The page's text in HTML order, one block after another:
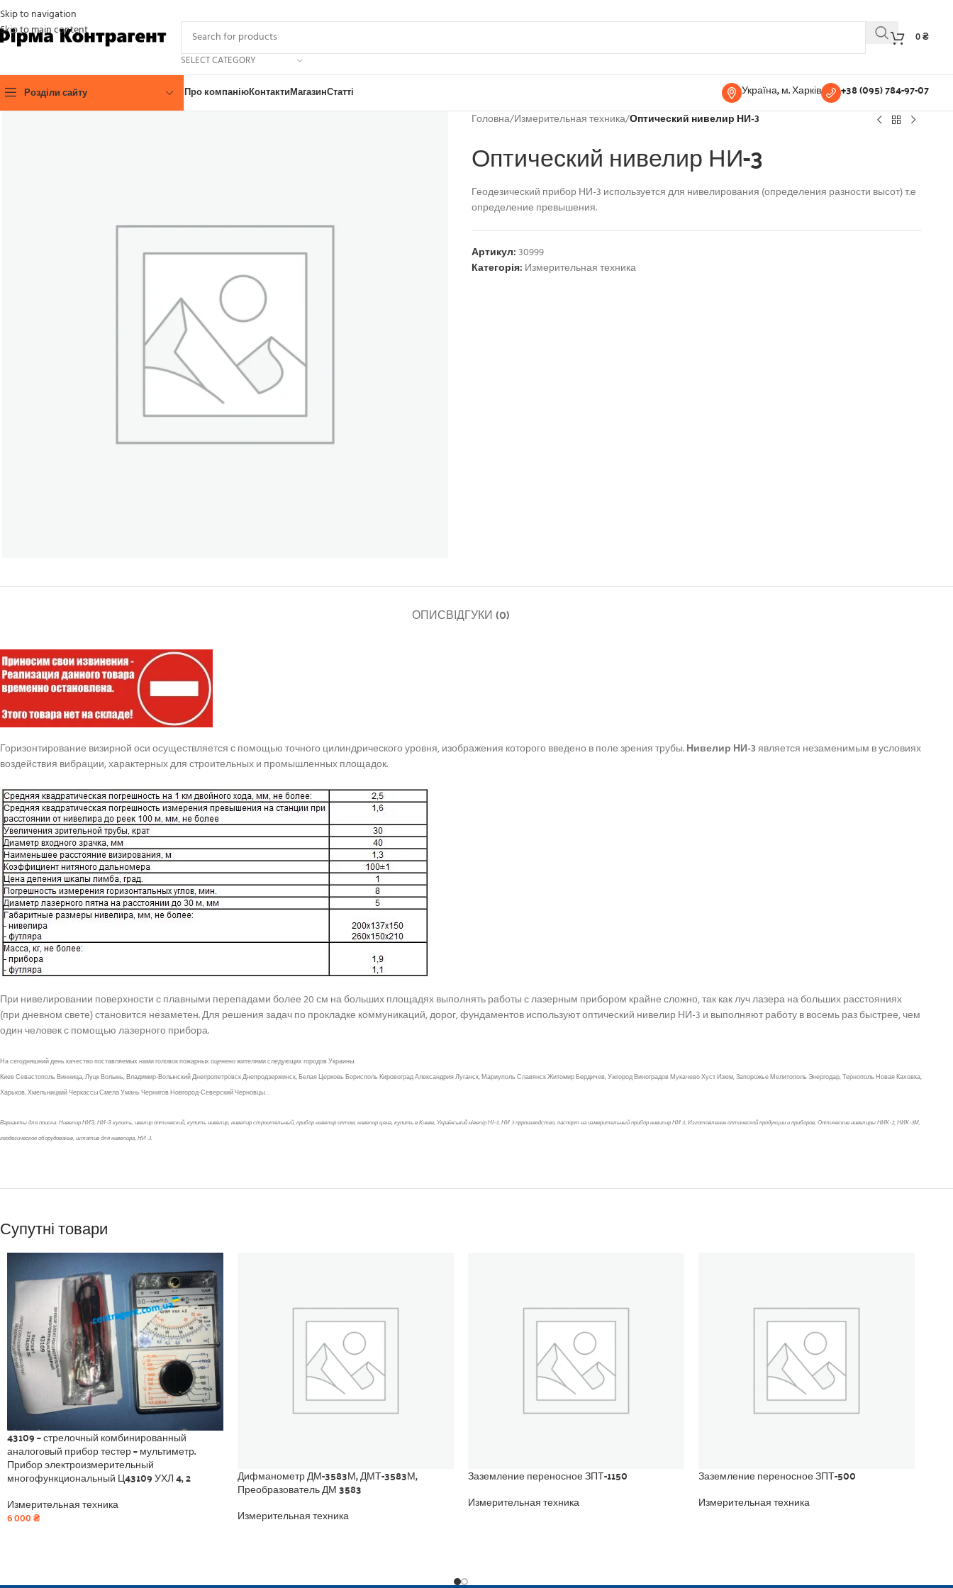
Skip to navigation
Skip to main content
SELECT CATEGORY
0₴
Розділи сайту Про компаніюКонтактиМагазинСтатті Україна, м. Харків +38 (095) 784-97-07
Головна/Измерительная техника/Оптический нивелир НИ-3
Оптический нивелир НИ-3
Геодезический прибор НИ-3 используется для нивелирования (определения разности высот) т.е
определение превышения.
Артикул:30999
Категорія: Измерительная техника
ОПИСВІДГУКИ (0)
Горизонтирование визирной оси осуществляется с помощью точного цилиндрического уровня, изображения которого введено в поле зрения трубы.Нивелир НИ-3является незаменимым в условиях
воздействия вибрации, характерных для строительных и промышленных площадок.
При нивелировании поверхности с плавными перепадами более 20 см на больших площадях выполнять работы с лазерным прибором крайне сложно, так как луч лазера на больших расстояниях
(при дневном свете) становится незаметен. Для решения задач по прокладке коммуникаций, дорог, фундаментов используют оптический нивелир НИ-3 и выполняют работу в восемь раз быстрее, чем
один человек с помощью лазерного прибора.
На сегодняшний день качество поставляемых нами головок пожарных оценено жителями следующих городов Украины:
Киев Севастополь Винница, Луцк Волынь, Владимир-Волынский Днепропетровск Днепродзержинск, Белая Церковь Борисполь Кировоград Александрия Луганск, Мариуполь Славянск Житомир Бердичев, Ужгород Виноградов Мукачево Хуст Изюм, Запорожье Мелитополь Энергодар, Тернополь Новая Каховка,
Харьков, Хмельницкий Черкассы Смела Умань Чернигов Новгород-Северский Черновцы…
Варианты для поиска: Нивелир НИЗ, НИ-З купить, ивелир оптический, купить нивелир, нивелир строительный, прибор нивелир оптом, нивелир цена, купить в Киеве, Український нівелір НІ-3, НИ 3 прроизводство, паспорт на измерительный прибор нивилир НИ 3, Изготовление оптической продукции и приборов, Оптические нивелиры НИК-2, НИК-3М,
геодезическое оборудование, штатив для нивелира, НИ-3.
Супутні товари
43109 – стрелочный комбинированный
аналоговый прибор тестер – мультиметр.
Прибор электроизмерительный
многофункциональный Ц43109 УХЛ 4, 2
Измерительная техника
6 000₴
Дифманометр ДМ-3583М, ДМТ-3583М,
Преобразователь ДМ 3583
Измерительная техника
Заземление переносное ЗПТ-1150
Измерительная техника
Заземление переносное ЗПТ-500
Измерительная техника